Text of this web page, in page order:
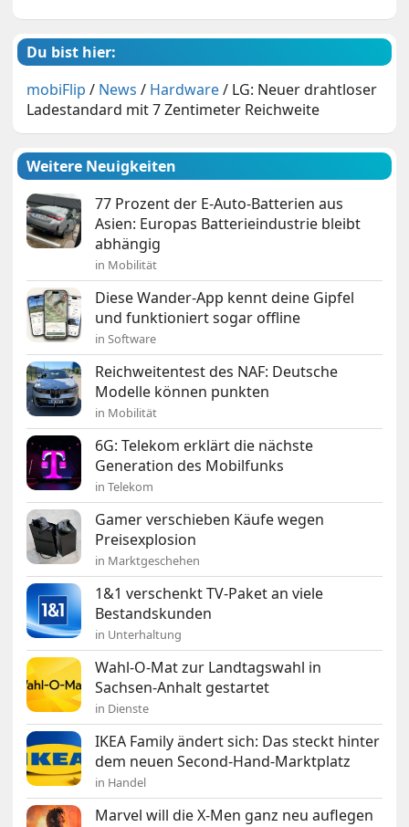
Du bist hier:
mobiFlip / News / Hardware/ LG: Neuer drahtloser
Ladestandard mit 7 Zentimeter Reichweite
Weitere Neuigkeiten
77 Prozent der E-Auto-Batterien aus
Asien: Europas Batterieindustrie bleibt
abhängig
in Mobilität
Diese Wander-App kennt deine Gipfel
und funktioniert sogar offline
in Software
Reichweitentest des NAF: Deutsche
Modelle können punkten
in Mobilität
6G: Telekom erklärt die nächste
Generation des Mobilfunks
in Telekom
Gamer verschieben Käufe wegen
Preisexplosion
in Marktgeschehen
1&1 verschenkt TV-Paket an viele
Bestandskunden
in Unterhaltung
Wahl-O-Mat zur Landtagswahl in
Sachsen-Anhalt gestartet
in Dienste
IKEA Family ändert sich: Das steckt hinter
dem neuen Second-Hand-Marktplatz
in Handel
Marvel will die X-Men ganz neu auflegen